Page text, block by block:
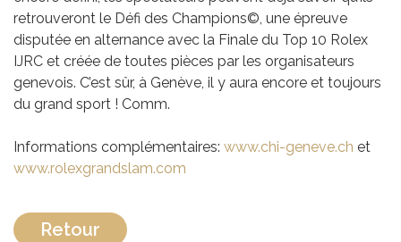
retrouveront le Défi des Champions©, une épreuve
disputée en alternance avec la Finale du Top 10 Rolex
IJRC et créée de toutes pièces par les organisateurs
genevois. C’est sûr, à Genève, il y aura encore et toujours
du grand sport ! Comm.
Informations complémentaires: www.chi-geneve.ch et
www.rolexgrandslam.com
Retour